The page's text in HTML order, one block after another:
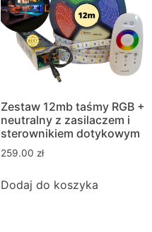
Zestaw 12mb taśmy RGB +
neutralny z zasilaczem i
sterownikiem dotykowym
259.00 zł
Dodaj do koszyka